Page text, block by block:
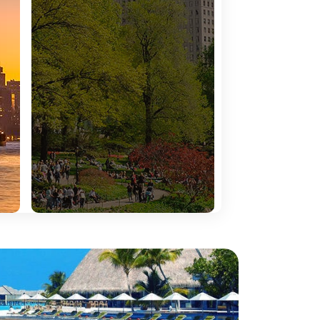
por cinco distritos - The Bronx, Brooklyn,
ao número de parques de diversões que
a despertar no viajante o mesmo
de que a grandiosidade da paisagem
de beleza imensurável, ícones
e um ritmo de vida que nos envolve -
parece um oceano e onde cada arranha-céu
vulcões ativos, praias de areia dourada e uma
, cidade de luzes, espetáculos e extravagância,
de Hollywood convive com praias icónicas,